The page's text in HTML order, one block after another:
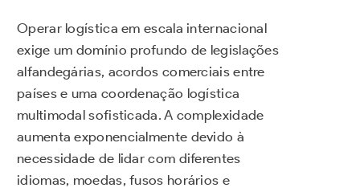
Operar logística em escala internacional
exige um domínio profundo de legislações
alfandegárias, acordos comerciais entre
países e uma coordenação logística
multimodal sofisticada. A complexidade
aumenta exponencialmente devido à
necessidade de lidar com diferentes
idiomas, moedas, fusos horários e